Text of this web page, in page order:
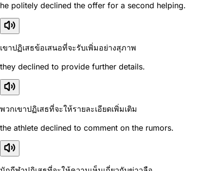
he politely declined the offer for a second helping.
เขาปฏิเสธข้อเสนอที่จะรับเพิ่มอย่างสุภาพ
they declined to provide further details.
พวกเขาปฏิเสธที่จะให้รายละเอียดเพิ่มเติม
the athlete declined to comment on the rumors.